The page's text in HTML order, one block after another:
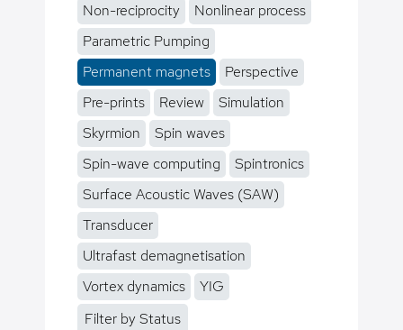
Non-reciprocity
Nonlinear process
Parametric Pumping
Permanent magnets
Perspective
Pre-prints
Review
Simulation
Skyrmion
Spin waves
Spin-wave computing
Spintronics
Surface Acoustic Waves (SAW)
Transducer
Ultrafast demagnetisation
Vortex dynamics
YIG
Filter by Status